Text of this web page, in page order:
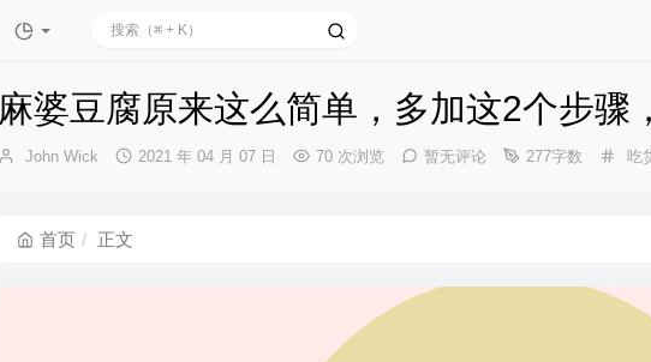
麻婆豆腐原来这么简单，多加这2个步骤
博
John Wick
发
2021 年 04 月 07 日 70 次浏览 暂无评论 277字数
分
吃
首页 正文